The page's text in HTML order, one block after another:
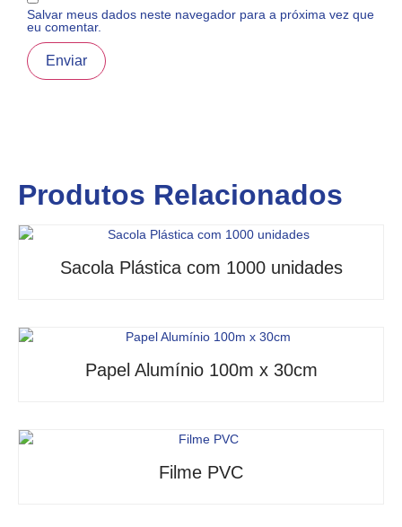
Salvar meus dados neste navegador para a próxima vez que
eu comentar.
Produtos Relacionados
Sacola Plástica com 1000 unidades
Papel Alumínio 100m x 30cm
Filme PVC